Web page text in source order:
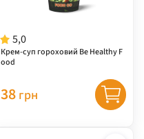
5,0
Крем-суп гороховий Be Healthy F
ood
38 грн